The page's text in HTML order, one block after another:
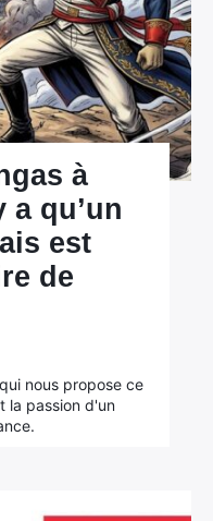
à
a qu’un
est
de
nous propose ce
la passion d'un